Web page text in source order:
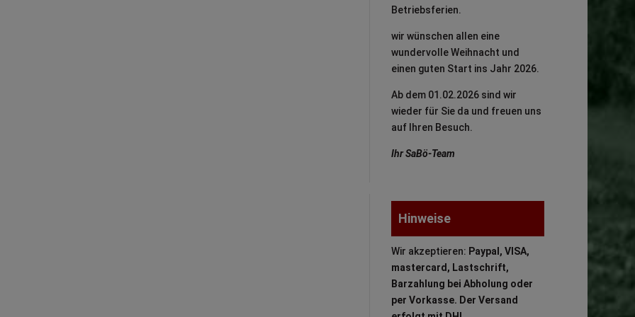
Betriebsferien.
wir wünschen allen eine
wundervolle Weihnacht und
einen guten Start ins Jahr 2026.
Ab dem 01.02.2026 sind wir
wieder für Sie da und freuen uns
auf Ihren Besuch.
Ihr SaBö-Team
Hinweise
Wir akzeptieren: Paypal, VISA,
mastercard, Lastschrift,
Barzahlung bei Abholung oder
per Vorkasse. Der Versand